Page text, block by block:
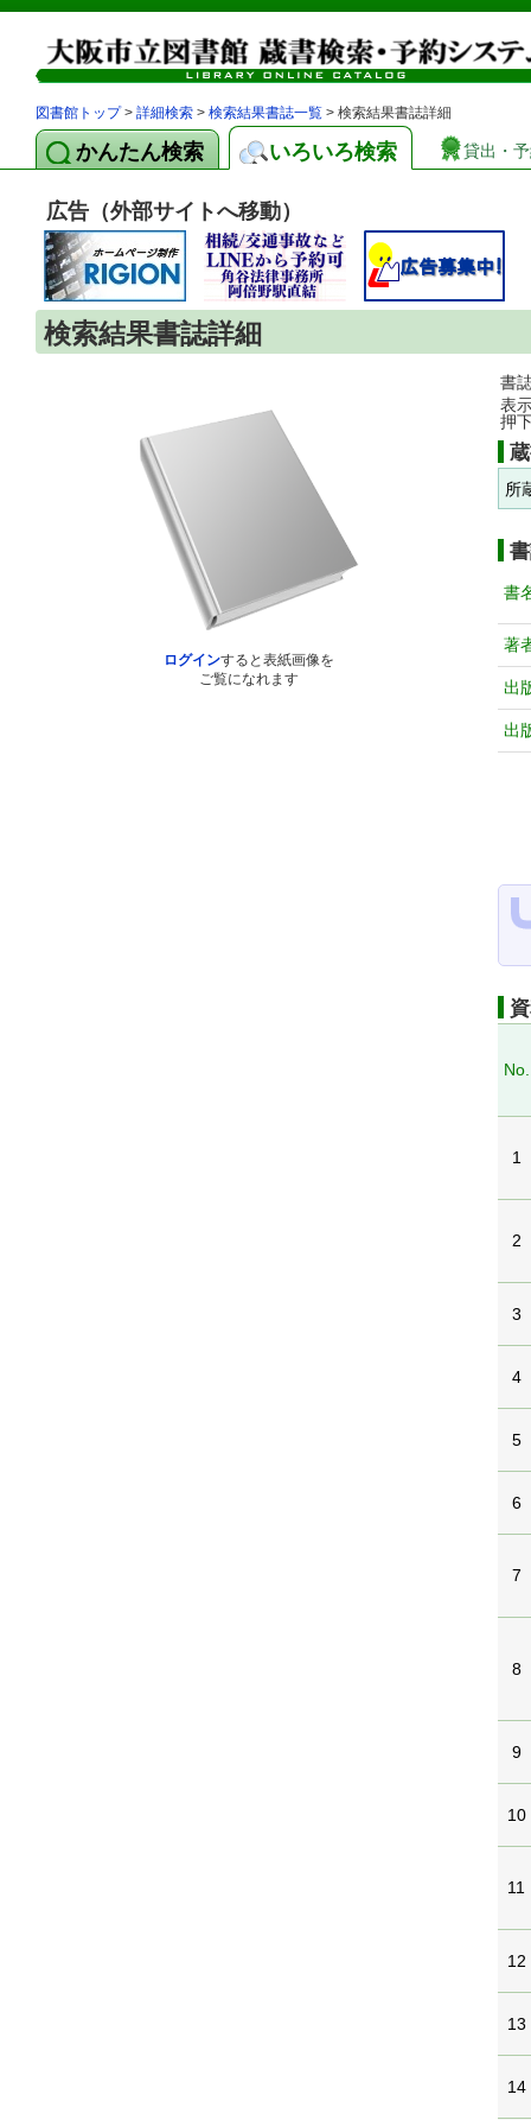
図書館トップ> 詳細検索 > 検索結果書誌一覧 > 検索結果書誌詳細
かんたん検索 いろいろ検索 貸出・
広告（外部サイトへ移動）
検索結果書誌詳細
ログインすると表紙画像を
ご覧になれます
書
表
押
所
書
著
出
出
No.
1
2
3
4
5
6
7
8
9
10
11
12
13
14